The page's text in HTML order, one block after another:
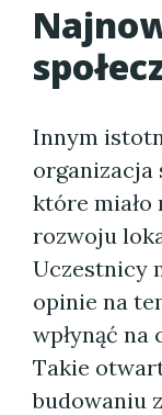
Innym
organizacja
które miało
rozwoju
Uczestnicy
opinie na
wpłynąć na
Takie
budowaniu